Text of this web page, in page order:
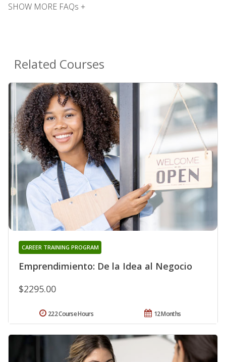
SHOW MORE FAQs +
Related Courses
Emprendimiento: De la Idea al Negocio
CAREER TRAINING PROGRAM
$2295.00
12 Months
222 Course Hours